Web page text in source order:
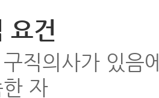
요건
직의사가 있음
자